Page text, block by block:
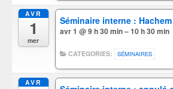
AVR
1
mer
Séminaire interne :
avr 1 @ 9 h 30 min – 10 h 30 min
CATEGORIES: SÉMINAIRES
AVR